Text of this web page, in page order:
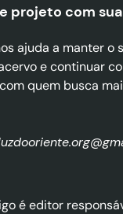
projeto com
ajuda a manter o
e continuar
quem busca
é editor